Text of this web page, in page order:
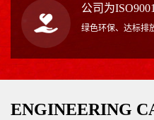
公司为
绿色环保、达标排
ENGINEERING